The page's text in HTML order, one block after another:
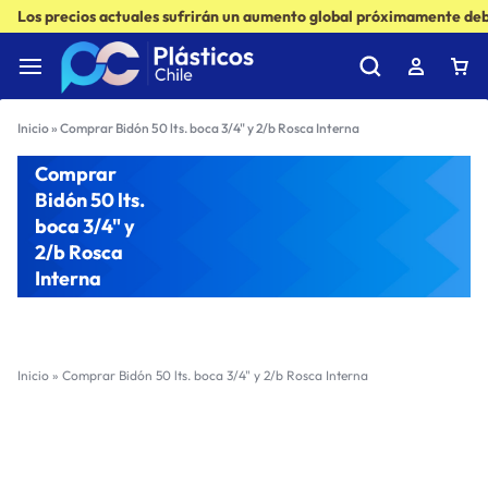
Los precios actuales sufrirán un aumento global próximamente
Inicio» Comprar Bidón 50 lts. boca 3/4" y 2/b Rosca Interna
Comprar
Bidón 50 lts.
boca 3/4" y
2/b Rosca
Interna
Inicio » Comprar Bidón 50 lts. boca 3/4" y 2/b Rosca Interna